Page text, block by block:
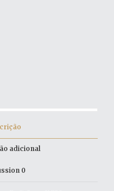
adicional
0